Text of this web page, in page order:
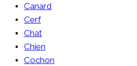
Canard
Cerf
Chat
Chien
Cochon